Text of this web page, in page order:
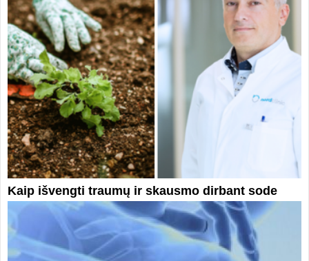
Kaip išvengti traumų ir skausmo dirbant sode